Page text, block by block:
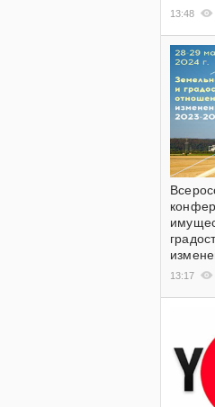
13:48
13:17